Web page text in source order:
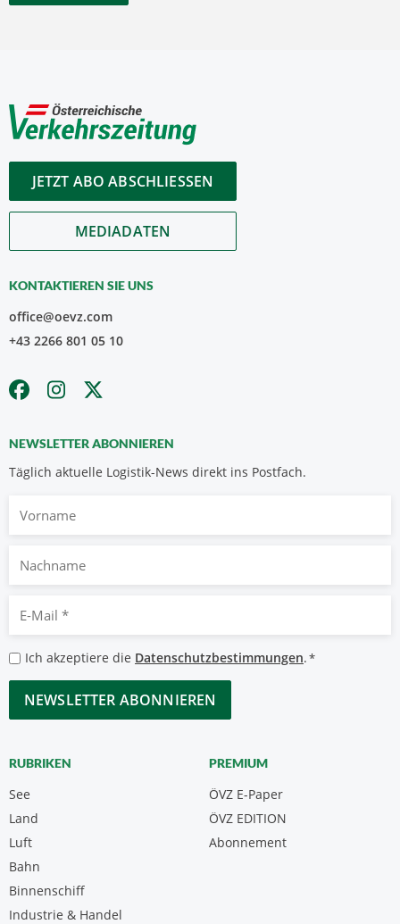
JETZT ABO ABSCHLIESSEN
MEDIADATEN
KONTAKTIEREN SIE UNS
office@oevz.com
+43 2266 801 05 10
NEWSLETTER ABONNIEREN
Täglich aktuelle Logistik-News direkt ins Postfach.
Nachname
Mail
*
Datenschutzbestimmungen
*
Ich akzeptiere die Datenschutzbestimmungen.*
CAPTCHA
RUBRIKEN
See
Land
Luft
Bahn
Binnenschiff
Industrie & Handel
PREMIUM
ÖVZ E-Paper
Abonnement
ÖVZ EDITION